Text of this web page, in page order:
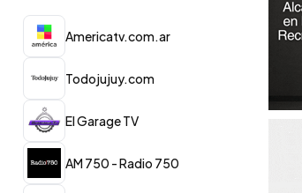
Americatv.com.ar
Todojujuy.com
El Garage TV
AM 750 - Radio 750